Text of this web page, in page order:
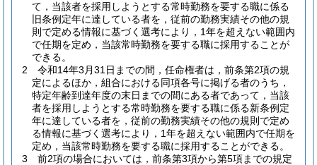
て，当該者を採用しようとする常時勤務を要する職に係る
旧条例定年に達している者を，従前の勤務実績その他の規
則で定める情報に基づく選考により，1年を超えない範囲内
で任期を定め，当該常時勤務を要する職に採用することが
できる。
2
令和14年3月31日までの間，任命権者は，前条第2項の規
定によるほか，組合における同項各号に掲げる者のうち，
特定年齢到達年度の末日までの間にある者であって，当該
者を採用しようとする常時勤務を要する職に係る新条例定
年に達している者を，従前の勤務実績その他の規則で定め
る情報に基づく選考により，1年を超えない範囲内で任期を
定め，当該常時勤務を要する職に採用することができる。
3
前2項の場合においては，前条第3項から第5項までの規定